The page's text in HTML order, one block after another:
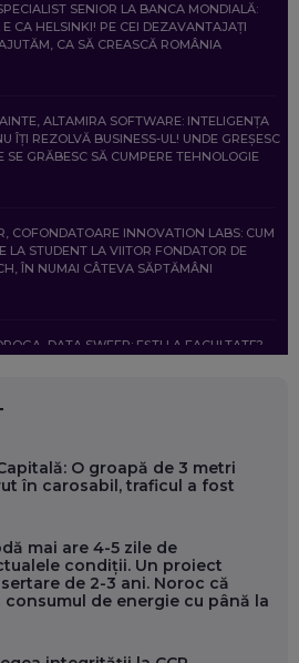
SENIOR LA BANCA MONDIALĂ:
E CA HELSINKI! PE CEI DEZAVANTAJAȚI
CA SĂ CREASCĂ ROMÂNIA
ALTAMIRA SOFTWARE: INTELIGENȚA
ÎȚI REZOLVĂ BUSINESS-UL! UNDE GREȘESC
SE GRĂBESC SĂ CUMPERE TEHNOLOGIE
COFONDATOARE INNOVATION LABS: CUM
LA STUDENT LA VIITOR FONDATOR DE
ÎN NUMAI CÂTEVA SĂPTĂMÂNI
DATA SWEEP: EȘTI LA FACULTATE?
CA SĂ FII MAI BUN LA JOB. ȘI CUM
MUNCA, ÎN URMĂTORII ANI
COFONDATOR AL KULTH: CUM
CA SĂ ÎȚI DESCHIZI DRUMUL
NIVEL GLOBAL
O groapă de 3 metri
în carosabil, traficul a fost
mai are 4-5 zile de
condiții. Un proiect
de 2-3 ani. Noroc că
de energie cu până la